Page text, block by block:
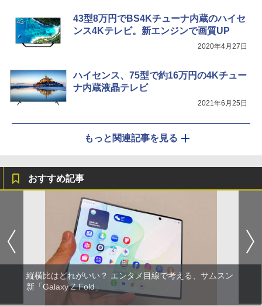
43型8万円でBS4Kチューナ内蔵のハイセ
ンス4Kテレビ。新エンジンで画質UP
2020年4月27日
ハイセンス、75型で約16万円の4Kチュー
ナ内蔵液晶テレビ
2021年6月25日
もっと関連記事を見る
おすすめ記事
縦横比はどれがいい？ エンタメ目線で考える、サムスン
新「Galaxy Z Fold」